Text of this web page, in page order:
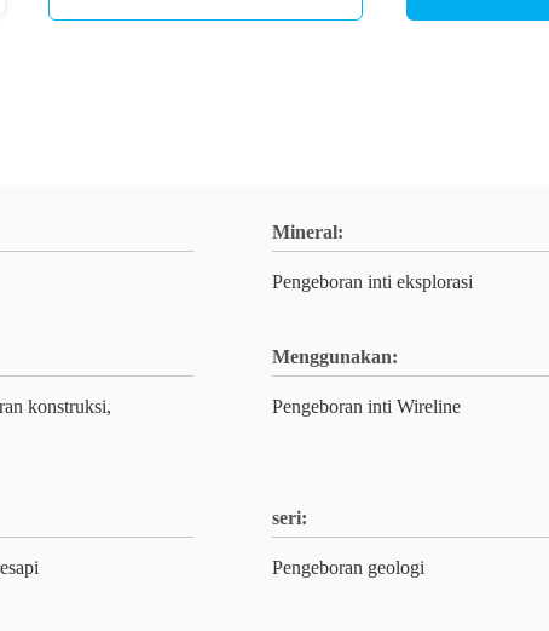
Mineral:
Pengeboran inti eksplorasi
konstruksi,
Menggunakan:
Pengeboran inti Wireline
seri:
Pengeboran geologi